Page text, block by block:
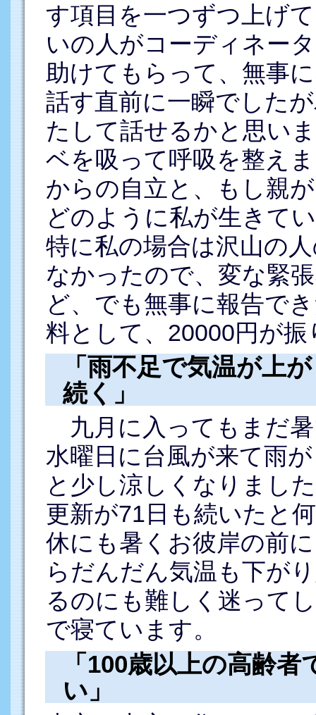
す項目を一つずつ上げ
いの人がコーディネー
助けてもらって、無事
話す直前に一瞬でした
たして話せるかと思い
ベを吸って呼吸を整え
からの自立と、もし親
どのように私が生きて
特に私の場合は沢山の
なかったので、変な緊
ど、でも無事に報告で
料として、20000円が
「雨不足で気温が上
続く」
九月に入ってもまだ
水曜日に台風が来て雨
と少し涼しくなりまし
更新が71日も続いたと
休にも暑くお彼岸の前
らだんだん気温も下が
るのにも難しく迷って
で寝ています。
「100歳以上の高齢
い」